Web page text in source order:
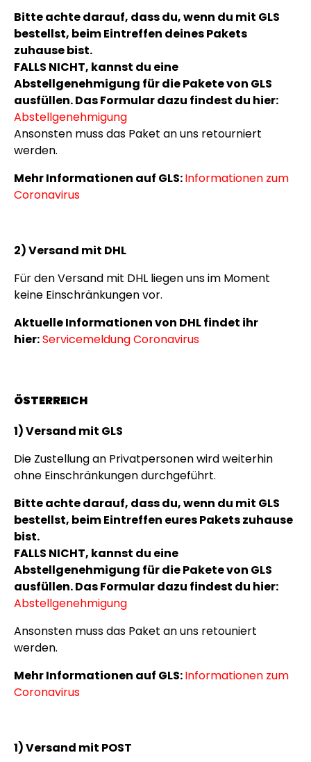
Personalisierbare Schürze
Pizzeria mit Gesicht
über 1.900
29,99 €
Bitte achte darauf, dass du, wenn du mit GLS
bestellst, beim Eintreffen deines Pakets
zuhause bist.
FALLS NICHT, kannst du eine
Abstellgenehmigung für die Pakete von GLS
ausfüllen. Das Formular dazu findest du hier:
Abstellgenehmigung
Ansonsten muss das Paket an uns retourniert
werden.
Mehr Informationen auf GLS:Informationen zum
Coronavirus
2) Versand mit DHL
Für den Versand mit DHL liegen uns im Moment
keine Einschränkungen vor.
Aktuelle Informationen von DHL findet ihr
hier:Servicemeldung Coronavirus
ÖSTERREICH
1) Versand mit GLS
Die Zustellung an Privatpersonen wird weiterhin
ohne Einschränkungen durchgeführt.
Bitte achte darauf, dass du, wenn du mit GLS
bestellst, beim Eintreffen eures Pakets zuhause
bist.
FALLS NICHT, kannst du eine
Abstellgenehmigung für die Pakete von GLS
ausfüllen. Das Formular dazu findest du hier:
Abstellgenehmigung
Ansonsten muss das Paket an uns retouniert
werden.
Mehr Informationen auf GLS:Informationen zum
Coronavirus
1) Versand mit POST